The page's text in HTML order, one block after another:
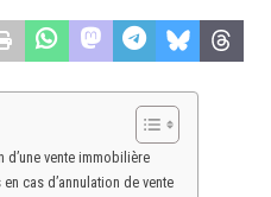
vente immobilière
cas d’annulation de vente